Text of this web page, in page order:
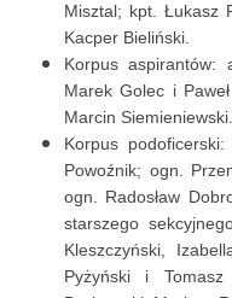
Misztal; kpt. Łukasz
Kacper Bieliński.
Korpus aspirantów:
Marek Golec i
Marcin Siemieniewski.
Korpus
Powoźnik; ogn.
ogn. Radosław
starszego
Kleszczyński,
Pyżyński i Tomasz